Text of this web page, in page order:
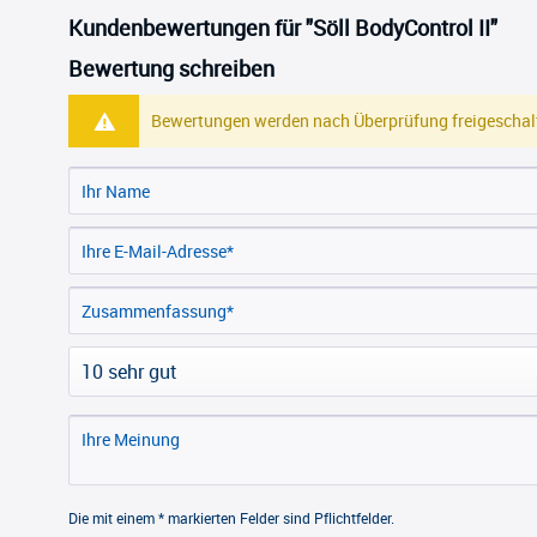
Kundenbewertungen für "Söll BodyControl II"
Bewertung schreiben
Bewertungen werden nach Überprüfung
Die mit einem * markierten Felder sind Pflichtfelder.